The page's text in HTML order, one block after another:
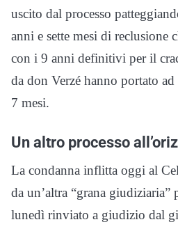
uscito dal processo
anni e sette mesi di reclusione
con i 9 anni definitivi per il
da don Verzé hanno portato
7 mesi.
Un altro processo
La condanna inflitta oggi al
da un’altra “grana
lunedì rinviato a giudizio dal